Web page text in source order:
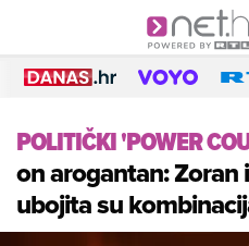
POLITIČKI 'POWER
on arogantan: Zoran
ubojita su